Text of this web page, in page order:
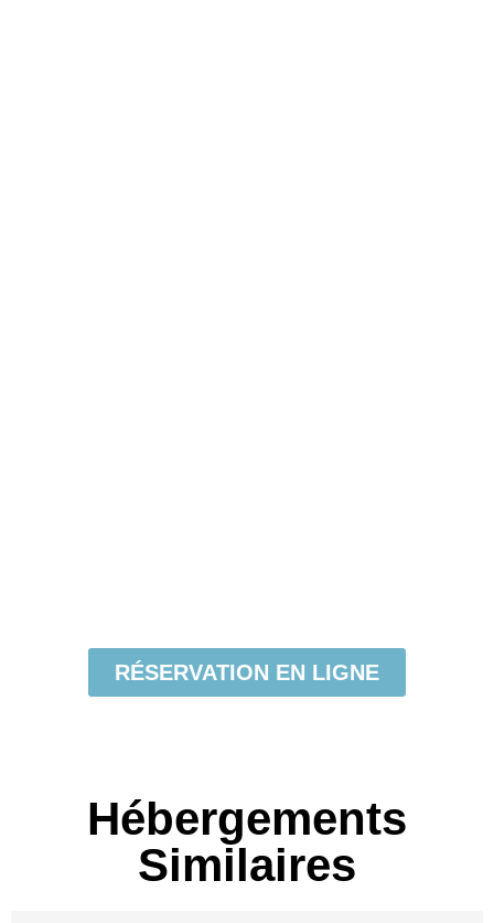
RÉSERVATION EN LIGNE
Hébergements
Similaires